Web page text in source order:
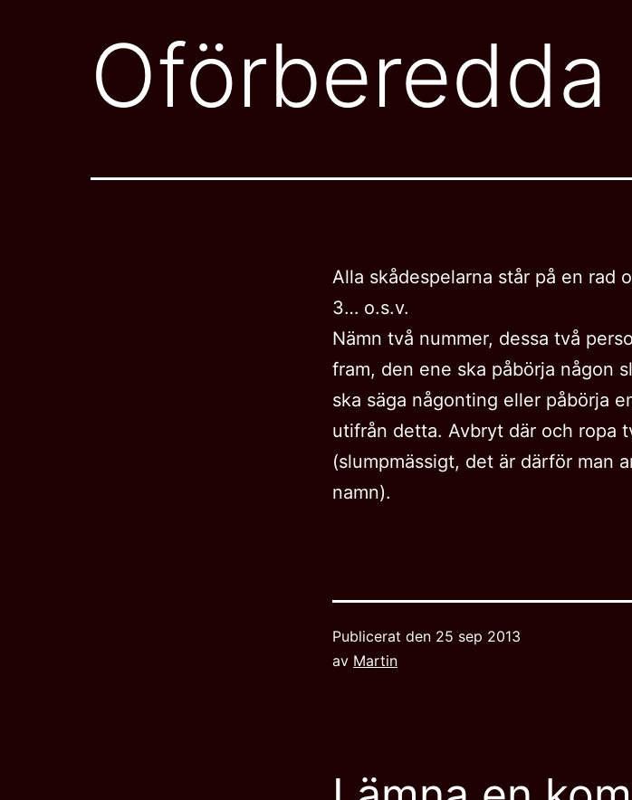
Oförberedda
Alla skådespelarna står på en rad
3… o.s.v.
Nämn två nummer, dessa två
fram, den ene ska påbörja någon
ska säga någonting eller påbörja
utifrån detta. Avbryt där och ropa
(slumpmässigt, det är därför man
namn).
Publicerat den 25 sep 2013
av Martin